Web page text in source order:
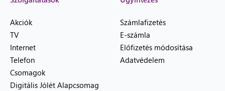
Akciók
TV
Internet
Telefon
Csomagok
Digitális Jólét Alapcsomag
Számlafizetés
E-számla
Előfizetés módosítása
Adatvédelem